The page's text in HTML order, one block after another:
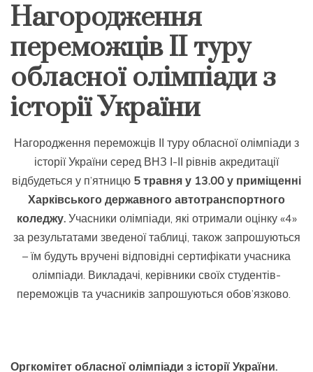
Нагородження
переможців ІІ туру
обласної олімпіади з
історії України
Нагородження переможців ІІ туру обласної олімпіади з
історії України серед ВНЗ І-ІІ рівнів акредитації
відбудеться у п’ятницю 5 травня у 13.00 у приміщенні
Харківського державного автотранспортного
коледжу.Учасники олімпіади, які отримали оцінку «4»
за результатами зведеної таблиці, також запрошуються
– їм будуть вручені відповідні сертифікати учасника
олімпіади. Викладачі, керівники своїх студентів-
переможців та учасників запрошуються обов’язково.
Оргкомітет обласної олімпіади з історії України.